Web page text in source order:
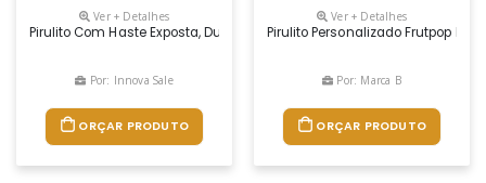
Ver + Detalhes
Pirulito Com Haste Exposta, Duros E Planos. Disponível Em Sabores
Por: Innova Sale
ORÇAR PRODUTO
Ver + Detalhes
Pirulito Personalizado Frutpop É
Por: Marca B
ORÇAR PRODUTO